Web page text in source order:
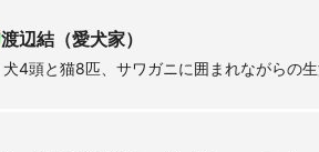
渡辺結（愛犬家）
犬4頭と猫8匹、サワガニに囲まれながらの